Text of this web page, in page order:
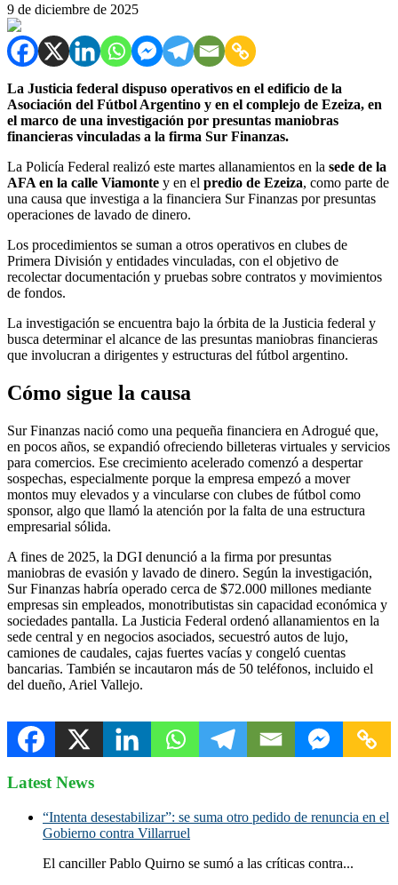
9 de diciembre de 2025
La Justicia federal dispuso operativos en el edificio de la
Asociación del Fútbol Argentino y en el complejo de Ezeiza, en
el marco de una investigación por presuntas maniobras
financieras vinculadas a la firma Sur Finanzas.
La Policía Federal realizó este martes allanamientos en la sede de la
AFA en la calle Viamonte y en el predio de Ezeiza, como parte de
una causa que investiga a la financiera Sur Finanzas por presuntas
operaciones de lavado de dinero.
Los procedimientos se suman a otros operativos en clubes de
Primera División y entidades vinculadas, con el objetivo de
recolectar documentación y pruebas sobre contratos y movimientos
de fondos.
La investigación se encuentra bajo la órbita de la Justicia federal y
busca determinar el alcance de las presuntas maniobras financieras
que involucran a dirigentes y estructuras del fútbol argentino.
Cómo sigue la causa
Sur Finanzas nació como una pequeña financiera en Adrogué que,
en pocos años, se expandió ofreciendo billeteras virtuales y servicios
para comercios. Ese crecimiento acelerado comenzó a despertar
sospechas, especialmente porque la empresa empezó a mover
montos muy elevados y a vincularse con clubes de fútbol como
sponsor, algo que llamó la atención por la falta de una estructura
empresarial sólida.
A fines de 2025, la DGI denunció a la firma por presuntas
maniobras de evasión y lavado de dinero. Según la investigación,
Sur Finanzas habría operado cerca de $72.000 millones mediante
empresas sin empleados, monotributistas sin capacidad económica y
sociedades pantalla. La Justicia Federal ordenó allanamientos en la
sede central y en negocios asociados, secuestró autos de lujo,
camiones de caudales, cajas fuertes vacías y congeló cuentas
bancarias. También se incautaron más de 50 teléfonos, incluido el
del dueño, Ariel Vallejo.
Latest News
“Intenta desestabilizar”: se suma otro pedido de renuncia en el
Gobierno contra Villarruel
El canciller Pablo Quirno se sumó a las críticas contra...